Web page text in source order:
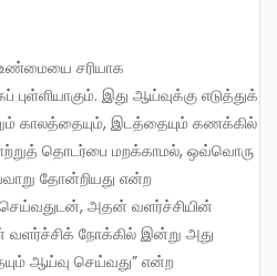
இது ஆய்வுக்கு எடுத்துக்
காலத்தையும், இடத்தையும் கணக்கில்
தொடர்பை மறக்காமல், ஒவ்வொரு
தோன்றியது என்ற
அதன் வளர்ச்சியின்
நோக்கில் இன்று அது
ஆய்வு செய்வது” என்ற